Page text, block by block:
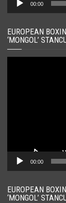
00:00
EUROPEAN
‘MONGOL’
00:00
EUROPEAN
‘MONGOL’